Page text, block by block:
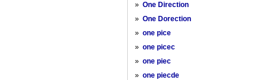
» One Direction
» One Dorection
» one pice
» one picec
» one piec
» one piecde